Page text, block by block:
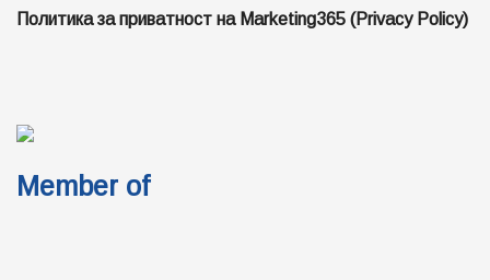
Политика за приватност на Marketing365 (Privacy Policy)
Member of